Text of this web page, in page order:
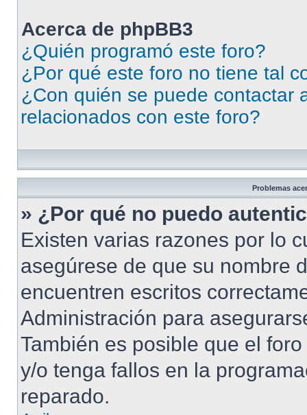
Acerca de phpBB3
¿Quién programó este foro?
¿Por qué este foro no tiene tal
¿Con quién se puede contactar
relacionados con este foro?
Problemas
» ¿Por qué no puedo
Existen varias razones por lo
asegúrese de que su nombre
encuentren escritos
Administración para
También es posible que el
y/o tenga fallos en la
reparado.